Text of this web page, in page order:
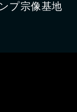
プ宗像基地